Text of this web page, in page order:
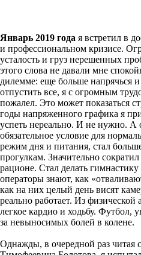
Январь 2019 года я встретил в
и профессиональном кризисе.
усталость и груз нерешенных
этого слова не давали мне
дилемме: еще больше напрячься
отпустить все, я с огромным
пожалел. Это может показаться
годы напряженного графика я
успеть нереально. И не нужно. А
обязательное условие для
режим дня и питания, стал
прогулкам. Значительно
рационе. Стал делать
операторы знают, как
как на них целый день висят
реально работает. Из физической
легкое кардио и ходьбу. Футбол,
за невыносимых болей в колене.
Однажды, в очередной раз читая